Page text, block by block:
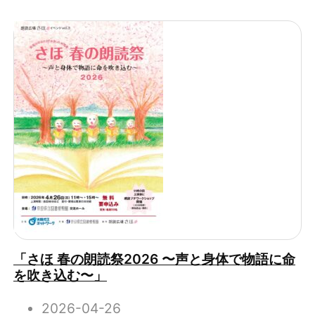
「さほ 春の朗読祭2026 〜声と身体で物語に命
を吹き込む〜」
2026-04-26